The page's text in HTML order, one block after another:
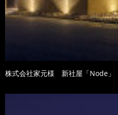
株式会社家元様 新社屋「Node」